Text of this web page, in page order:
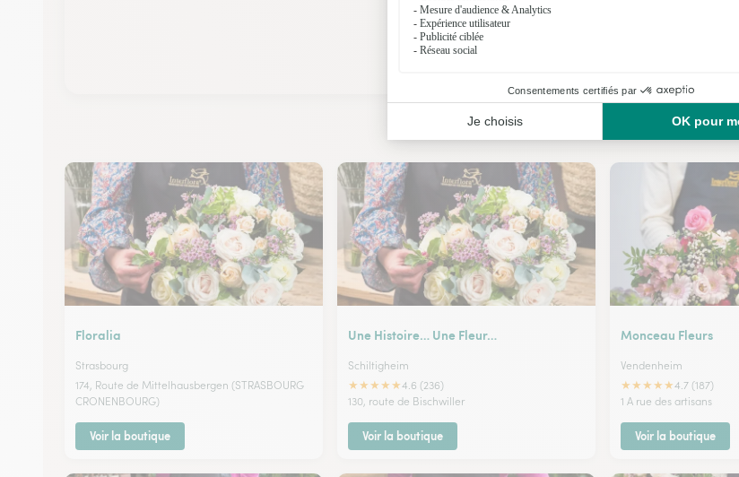
Nos fleuristes à Niederhausbergen
Floralia
Strasbourg
174, Route de Mittelhausbergen (STRASBOURG
CRONENBOURG)
Voir la boutique
Une Histoire… Une Fleur…
Schiltigheim
★★★★★4.6 (236)
130, route de Bischwiller
Voir la boutique
Monceau Fleurs
Vendenheim
★★★★★4.7 (187)
1 A rue des artisans
Voir la boutique